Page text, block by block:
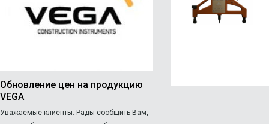
Обновление цен на продукцию
VEGA
Уважаемые клиенты. Рады сообщить Вам,